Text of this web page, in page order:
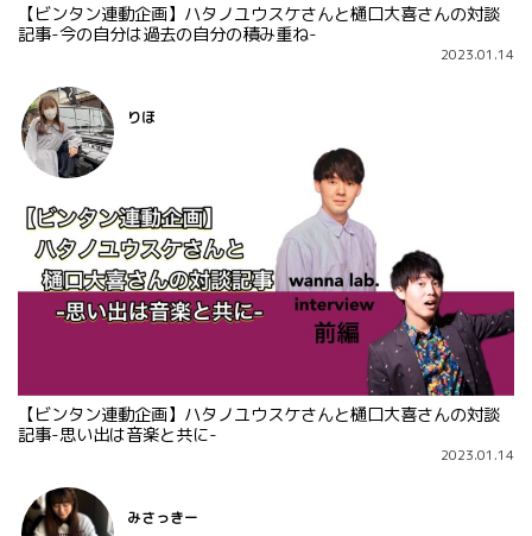
【ビンタン連動企画】ハタノユウスケさんと樋口大喜さんの対談
記事-今の自分は過去の自分の積み重ね-
2023.01.14
【ビンタン連動企画】ハタノユウスケさんと樋口大喜さんの対談
記事-思い出は音楽と共に-
2023.01.14
りほ
みさっきー